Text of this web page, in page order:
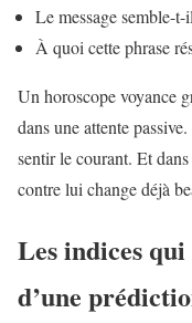
Le message semble-
À quoi cette phrase
Un horoscope voyance
dans une attente
sentir le courant. Et
contre lui change déjà
Les indices
d’une